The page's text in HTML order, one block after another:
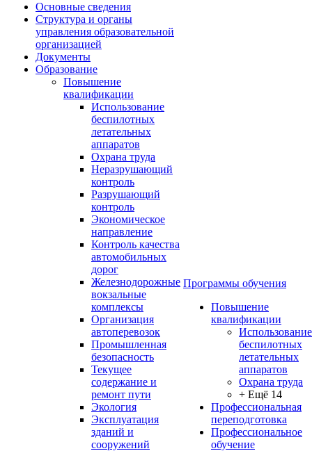
Основные сведения
Структура и органы
управления образовательной
организацией
Документы
Образование
Повышение
квалификации
Использование
беспилотных
летательных
аппаратов
Охрана труда
Неразрушающий
контроль
Разрушающий
контроль
Экономическое
направление
Контроль качества
автомобильных
дорог
Железнодорожные
вокзальные
комплексы
Организация
автоперевозок
Промышленная
безопасность
Текущее
содержание и
ремонт пути
Экология
Эксплуатация
зданий и
сооружений
Программы обучения
Повышение
квалификации
Использование
беспилотных
летательных
аппаратов
Охрана труда
+ Ещё 14
Профессиональная
переподготовка
Профессиональное
обучение